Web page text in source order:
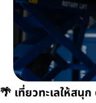
🌴 เที่ยวทะเลให้สนุ